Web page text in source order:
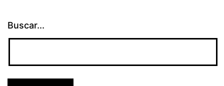
Buscar...